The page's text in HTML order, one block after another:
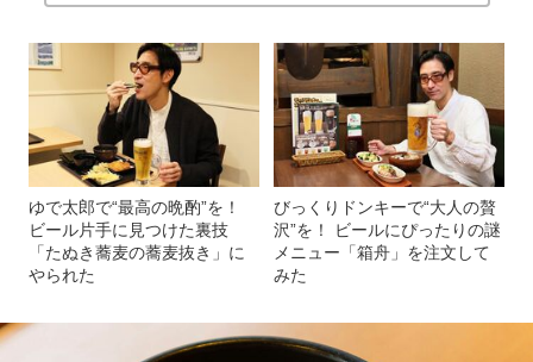
ゆで太郎で“最高の晩酌”を！
ビール片手に見つけた裏技
「たぬき蕎麦の蕎麦抜き」に
やられた
びっくりドンキーで“大人の贅
沢”を！ ビールにぴったりの謎
メニュー「箱舟」を注文して
みた